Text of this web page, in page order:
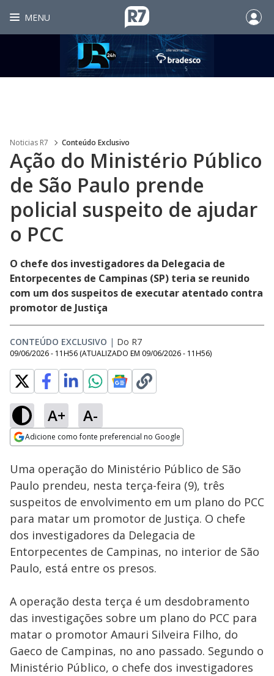
MENU
Noticias R7 Conteúdo Exclusivo
Ação do Ministério Público
de São Paulo prende
policial suspeito de ajudar
o PCC
O chefe dos investigadores da Delegacia de
Entorpecentes de Campinas (SP) teria se reunido
com um dos suspeitos de executar atentado contra
promotor de Justiça
CONTEÚDO EXCLUSIVO | Do R7
09/06/2026 - 11H56 (ATUALIZADO EM 09/06/2026 - 11H56)
A+ A-
Adicione como fonte preferencial no Google
Ativar
91.84%
Uma operação do Ministério Público de São
Paulo prendeu, nesta terça-feira (9), três
suspeitos de envolvimento em um plano do PCC
para matar um promotor de Justiça. O chefe
dos investigadores da Delegacia de
Entorpecentes de Campinas, no interior de São
Paulo, está entre os presos.
A operação desta terça é um desdobramento
das investigações sobre um plano do PCC para
matar o promotor Amauri Silveira Filho, do
Gaeco de Campinas, no ano passado. Segundo o
Ministério Público, o chefe dos investigadores